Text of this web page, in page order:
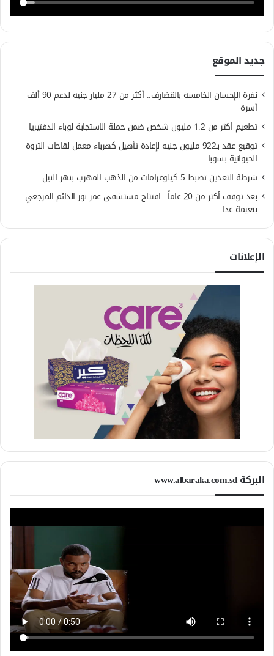
جديد الموقع
نفرة الإحسان الخامسة بالقضارف.. أكثر من 27 مليار جنيه لدعم 90 ألف
أسرة
تطعيم أكثر من 1.2 مليون شخص ضمن حملة الاستجابة لوباء الدفتيريا
توقيع عقد بـ922 مليون جنيه لإعادة تأهيل كهرباء معمل لقاحات الثروة
الحيوانية بسوبا
شرطة التعدين تضبط 5 كيلوغرامات من الذهب المهرب بنهر النيل
بعد توقف أكثر من 20 عاماً.. افتتاح مستشفى عمر نور الدائم المرجعي
بنعيمة غدا
الإعلانات
البركة www.albaraka.com.sd